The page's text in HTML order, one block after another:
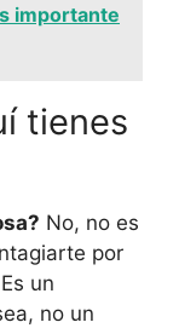
importante
tienes
No, no es
por
un
no un